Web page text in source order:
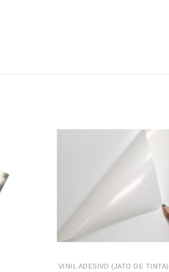
VINIL ADESIVO (JATO DE TINTA)